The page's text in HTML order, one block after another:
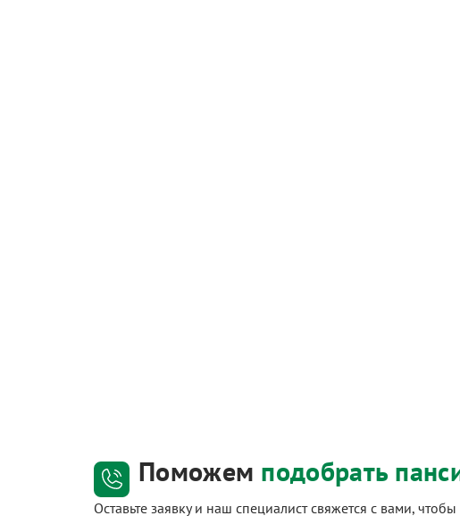
Поможем подобрать
Оставьте заявку и наш специалист свяжется с вами,